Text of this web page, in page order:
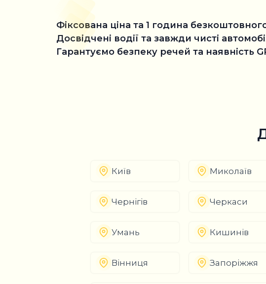
Фіксована ціна та 1 година
Досвідчені водії та завжди чисті
Гарантуємо безпеку речей та наявність
Київ Миколаїв
Чернігів Черкаси
Умань Кишинів
Вінниця Запоріжжя